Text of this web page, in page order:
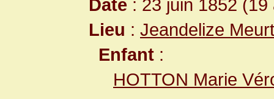
Date : 23 juin 1852 (19
Lieu : Jeandelize
Enfant :
HOTTON Marie